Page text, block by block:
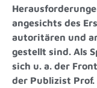
angesichts des
autoritären und
gestellt sind. Als
sich u. a. der
der Publizist Prof.